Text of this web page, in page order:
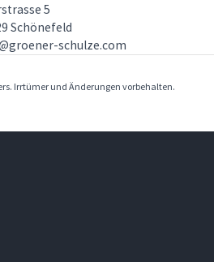
5
Schönefeld
schulze.com
Irrtümer und Änderungen vorbehalten.